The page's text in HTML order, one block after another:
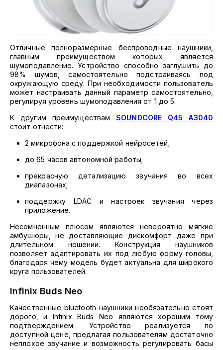
Отличные полноразмерные беспроводные наушники,
главным преимуществом которых является
шумоподавление. Устройство способно заглушить до
98% шумов, самостоятельно подстраиваясь под
окружающую среду. При необходимости пользователь
может настраивать данный параметр самостоятельно,
регулируя уровень шумоподавления от 1 до 5.
К другим преимуществамSOUNDCORE Q45 A3040
стоит отнести:
2 микрофона с поддержкой нейросетей;
до 65 часов автономной работы;
прекрасную детализацию звучания во всех
диапазонах;
поддержку LDAC и настроек звучания через
приложение.
Несомненным плюсом являются невероятно мягкие
амбушюры, не доставляющие дискомфорт даже при
длительном ношении. Конструкция наушников
позволяет адаптировать их под любую форму головы,
благодаря чему модель будет актуальна для широкого
круга пользователей.
Infinix Buds Neo
Качественные bluetooth-наушники необязательно стоят
дорого, и Infinix Buds Neo являются хорошим тому
подтверждением. Устройство реализуется по
доступной цене, предлагая пользователям достаточно
неплохое звучание и возможность регулировать басы